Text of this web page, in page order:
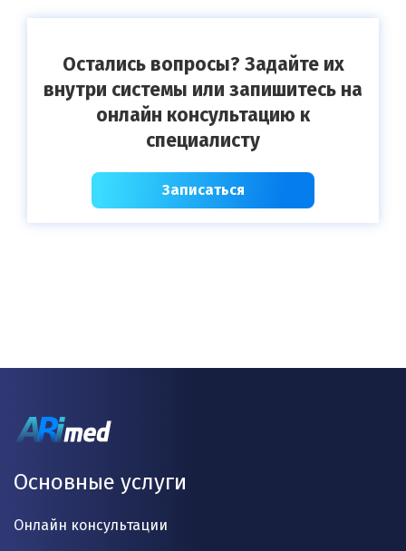
Остались вопросы? Задайте их
внутри системы или запишитесь на
онлайн консультацию к
специалисту
Записаться
Основные услуги
Онлайн консультации